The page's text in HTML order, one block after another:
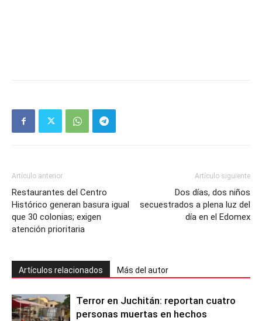
Artículo anterior
Restaurantes del Centro
Histórico generan basura igual
que 30 colonias; exigen
atención prioritaria
Artículo siguiente
Dos días, dos niños
secuestrados a plena luz del
día en el Edomex
Artículos relacionados Más del autor
Terror en Juchitán: reportan cuatro
personas muertas en hechos